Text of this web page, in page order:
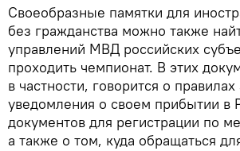
Своеобразные памятки для
без гражданства можно также
управлений МВД российских
проходить чемпионат. В этих
в частности, говорится о
уведомления о своем прибытии в
документов для регистрации по
а также о том, куда обращаться